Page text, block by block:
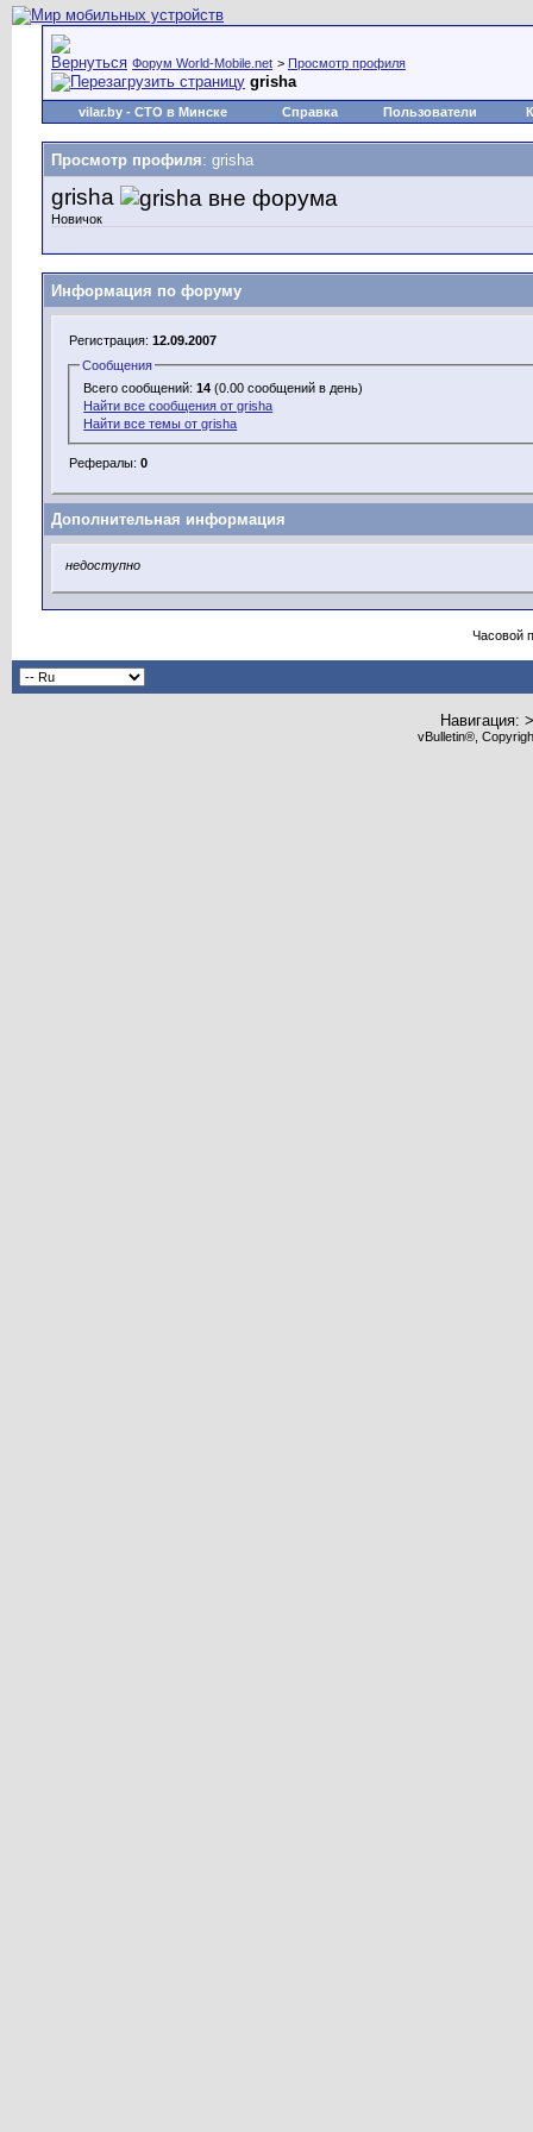
Форум World-Mobile.net > Просмотр профиля
grisha
vilar.by - СТО в Минске Справка Пользователи
Просмотр профиля: grisha
grisha
Новичок
Информация по форуму
Регистрация: 12.09.2007
Сообщения
Всего сообщений:14 (0.00 сообщений в день)
Найти все сообщения от grisha
Найти все темы от grisha
Рефералы: 0
Дополнительная информация
недоступно
Часовой
Навигация:
vBulletin®,